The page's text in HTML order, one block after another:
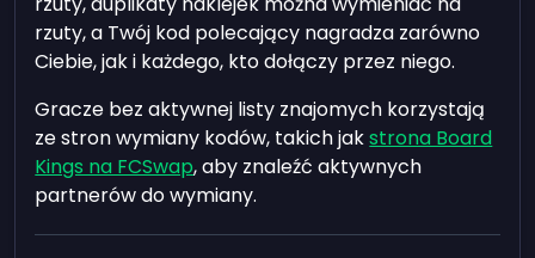
rzuty, a Twój kod polecający nagradza zarówno
Ciebie, jak i każdego, kto dołączy przez niego.
Gracze bez aktywnej listy znajomych korzystają
ze stron wymiany kodów, takich jakstrona Board
Kings na FCSwap, aby znaleźć aktywnych
partnerów do wymiany.